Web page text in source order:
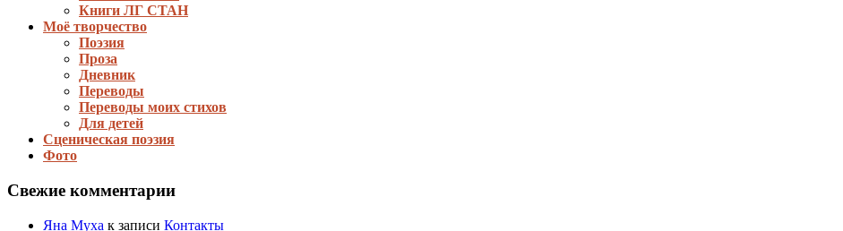
Книги ЛГ СТАН
Моё творчество
Поэзия
Проза
Дневник
Переводы
Переводы моих стихов
Для детей
Сценическая поэзия
Фото
Свежие комментарии
Яна Муха к записи Контакты